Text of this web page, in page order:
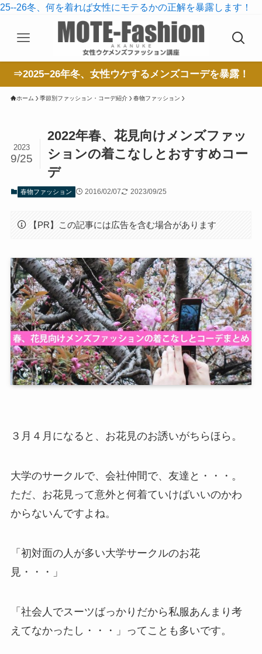
25--26冬、何を着れば女性にモテるかの正解を暴露します！
⇒2025−26年冬、女性ウケするメンズコーデを暴露！
ホーム 季節別ファッション・コーデ紹介 春物ファッション
2022年春、花見向けメンズファッ
ションの着こなしとおすすめコー
デ
2023
9/25
春物ファッション 2016/02/07 2023/09/25
【PR】この記事には広告を含む場合があります
３月４月になると、お花見のお誘いがちらほら。
大学のサークルで、会社仲間で、友達と・・・。
ただ、お花見って意外と何着ていけばいいのかわ
からないんですよね。
「初対面の人が多い大学サークルのお花
見・・・」
「社会人でスーツばっかりだから私服あんまり考
えてなかったし・・・」ってことも多いです。